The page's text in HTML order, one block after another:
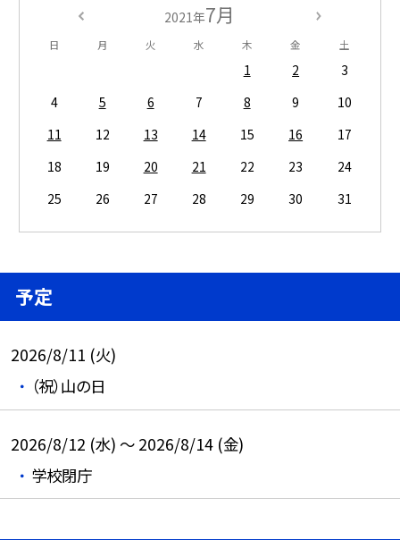
2021年7月
日 月 火 水 木 金 土
1 2
3
4
5 6 7 8 9
10
11
12 13 14 15 16
17
18
19 20 21 22 23
24
25
26 27 28 29 30 31
予定
2026/8/11 (火)
（祝）山の日
2026/8/12 (水) ～ 2026/8/14 (金)
学校閉庁